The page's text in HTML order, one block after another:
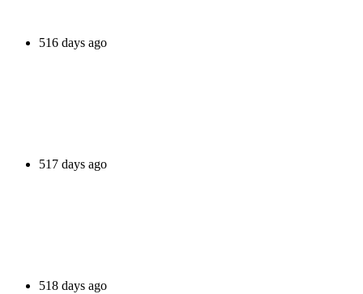
516 days ago
517 days ago
518 days ago